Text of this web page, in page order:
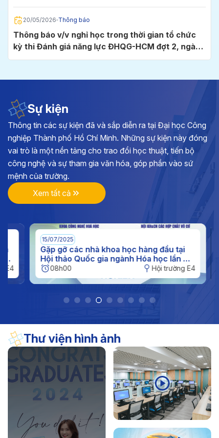
Chí Minh
20/05/2026 Thông báo
Thông báo v/v nghỉ học trong thời gian tổ chức
kỳ thi Đánh giá năng lực ĐHQG-HCM đợt 2, ngày
24/5/2026 tại Cụm thi Trường Đại học Công
học kỳ I, năm học 2026 - 2027
28/04/2026 Thông báo
Kế hoạch triển khai cuộc thi chính luận về bảo vệ
nền tảng tư tưởng của Đảng lần thứ 6, năm 2026
tại Đảng bộ Trường ĐH Công nghiệp TP.HCM
17/04/2026 Thông báo
Thông báo v/v vận động đóng góp hình ảnh, tư
liệu và hiện vật hướng tới kỷ niệm 70 năm Ngày
(11/11/1956 - 11/11/2026)
17/04/2026 Thông báo
Thông báo kế hoạch nghỉ hè đối với sinh viên năm
Sự kiện
Thông tin các sự kiện đã và sắp diễn ra tại Đại học Công
nghiệp Thành phố Hồ Chí Minh. Những sự kiện này đóng
vai trò là một nền tảng cho trao đổi học thuật, tiến bộ
công nghệ và sự tham gia văn hóa, góp phần vào sứ
mệnh của trường.
Xem tất cả
15/07/2025
Gặp gỡ các nhà khoa học hàng đầu tại
Hội thảo Quốc gia ngành Hóa học lần XI
tại IUH
08h00 Hội trường E4
Thư viện hình ảnh